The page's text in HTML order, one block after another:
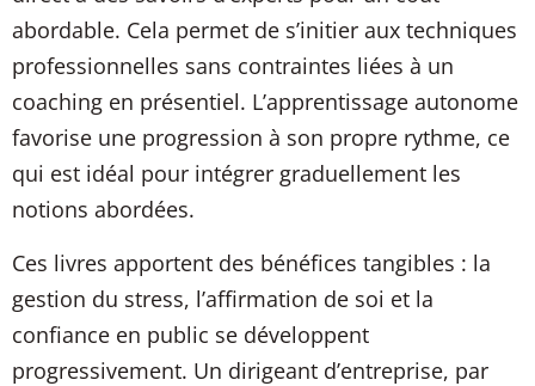
abordable. Cela permet de s’initier aux techniques
professionnelles sans contraintes liées à un
coaching en présentiel. L’apprentissage autonome
favorise une progression à son propre rythme, ce
qui est idéal pour intégrer graduellement les
notions abordées.
Ces livres apportent des bénéfices tangibles : la
gestion du stress, l’affirmation de soi et la
confiance en public se développent
progressivement. Un dirigeant d’entreprise, par